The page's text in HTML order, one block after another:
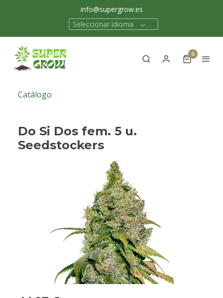
info@supergrow.es
Seleccionar idioma
0
Catálogo
Do Si Dos fem. 5 u.
Seedstockers